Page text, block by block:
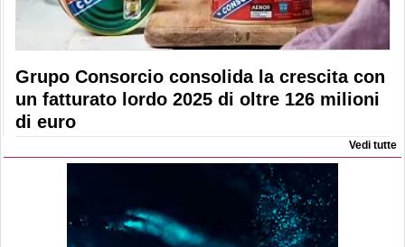
Grupo Consorcio consolida la crescita con
un fatturato lordo 2025 di oltre 126 milioni
di euro
Vedi tutte